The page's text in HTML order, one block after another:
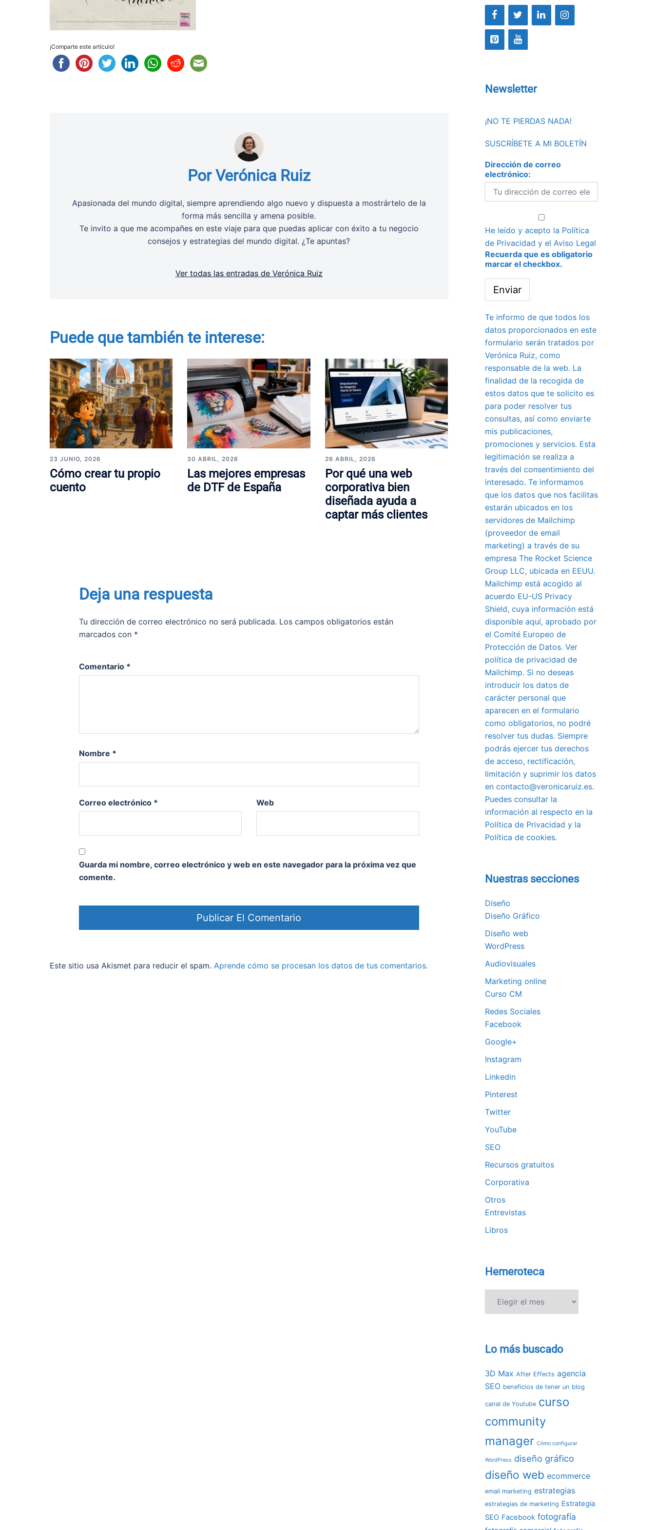
¡Comparte este artículo!
Por Verónica Ruiz
Apasionada del mundo digital, siempre aprendiendo algo nuevo y dispuesta a mostrártelo de la
forma más sencilla y amena posible.
Te invito a que me acompañes en este viaje para que puedas aplicar con éxito a tu negocio
consejos y estrategias del mundo digital. ¿Te apuntas?
Ver todas las entradas de Verónica Ruiz
Puede que también te interese:
23 JUNIO, 2026
Cómo crear tu propio
cuento
30 ABRIL, 2026
Las mejores empresas
de DTF de España
26 ABRIL, 2026
Por qué una web
corporativa bien
diseñada ayuda a
captar más clientes
Deja una respuesta
Tu dirección de correo electrónico no será publicada. Los campos obligatorios están
marcados con *
Comentario *
Nombre *
Correo electrónico * Web
Guarda mi nombre, correo electrónico y web en este navegador para la próxima vez que
comente.
Este sitio usa Akismet para reducir el spam. Aprende cómo se procesan los datos de tus comentarios.
Newsletter
¡NO TE PIERDAS NADA!
SUSCRÍBETE A MI BOLETÍN
Dirección de correo
electrónico:
He leído y acepto la Política
de Privacidad y el Aviso Legal
Recuerda que es obligatorio
marcar el checkbox.
Te informo de que todos los
datos proporcionados en este
formulario serán tratados por
Verónica Ruiz, como
responsable de la web. La
finalidad de la recogida de
estos datos que te solicito es
para poder resolver tus
consultas, así como enviarte
mis publicaciones,
promociones y servicios. Esta
legitimación se realiza a
través del consentimiento del
interesado. Te informamos
que los datos que nos facilitas
estarán ubicados en los
servidores de Mailchimp
(proveedor de email
marketing) a través de su
empresa The Rocket Science
Group LLC, ubicada en EEUU.
Mailchimp está acogido al
acuerdo EU-US Privacy
Shield, cuya información está
disponible aquí, aprobado por
el Comité Europeo de
Protección de Datos. Ver
política de privacidad de
Mailchimp. Si no deseas
introducir los datos de
carácter personal que
aparecen en el formulario
como obligatorios, no podré
resolver tus dudas. Siempre
podrás ejercer tus derechos
de acceso, rectificación,
limitación y suprimir los datos
en contacto@veronicaruiz.es.
Puedes consultar la
información al respecto en la
Política de Privacidad y la
Política de cookies.
Nuestras secciones
Diseño
Diseño Gráfico
Diseño web
WordPress
Audiovisuales
Marketing online
Curso CM
Redes Sociales
Facebook
Google+
Instagram
Linkedin
Pinterest
Twitter
YouTube
SEO
Recursos gratuitos
Corporativa
Otros
Entrevistas
Libros
Hemeroteca
Lo más buscado
3D Max After Effects agencia
SEO beneficios de tener un blog
canal de Youtube curso
community
manager Cómo configurar
WordPress diseño gráfico
diseño web ecommerce
email marketing estrategias
estrategias de marketing Estrategia
SEO Facebook fotografía